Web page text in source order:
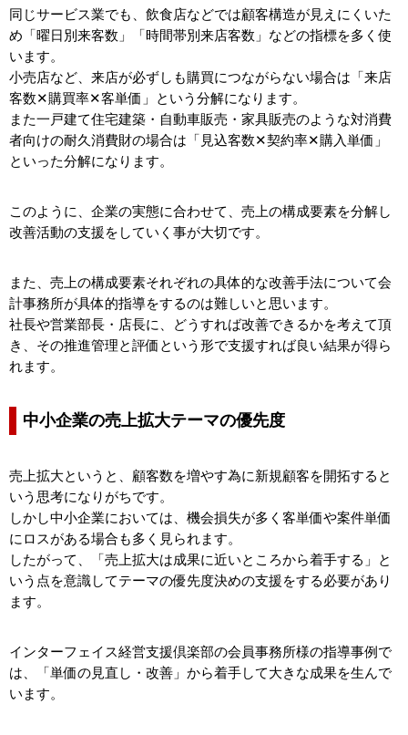
同じサービス業でも、飲食店などでは顧客構造が見えにくいた
め「曜日別来客数」「時間帯別来店客数」などの指標を多く使
います。
小売店など、来店が必ずしも購買につながらない場合は「来店
客数✕購買率✕客単価」という分解になります。
また一戸建て住宅建築・自動車販売・家具販売のような対消費
者向けの耐久消費財の場合は「見込客数✕契約率✕購入単価」
といった分解になります。
このように、企業の実態に合わせて、売上の構成要素を分解し
改善活動の支援をしていく事が大切です。
また、売上の構成要素それぞれの具体的な改善手法について会
計事務所が具体的指導をするのは難しいと思います。
社長や営業部長・店長に、どうすれば改善できるかを考えて頂
き、その推進管理と評価という形で支援すれば良い結果が得ら
れます。
中小企業の売上拡大テーマの優先度
売上拡大というと、顧客数を増やす為に新規顧客を開拓すると
いう思考になりがちです。
しかし中小企業においては、機会損失が多く客単価や案件単価
にロスがある場合も多く見られます。
したがって、「売上拡大は成果に近いところから着手する」と
いう点を意識してテーマの優先度決めの支援をする必要があり
ます。
インターフェイス経営支援倶楽部の会員事務所様の指導事例で
は、「単価の見直し・改善」から着手して大きな成果を生んで
います。